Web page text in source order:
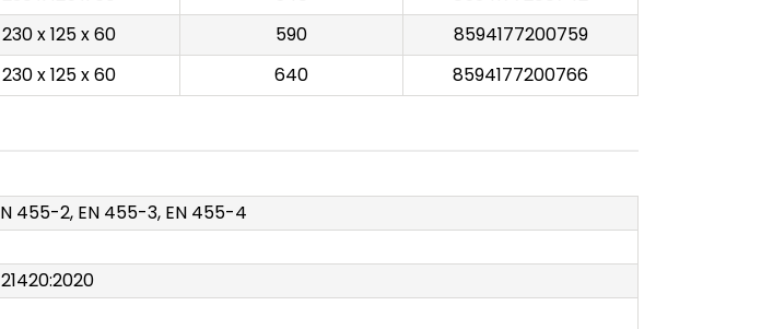
230 x 125 x 60 590
8594177200759
230 x 125 x 60 640 8594177200766
455-2, EN 455-3, EN 455-4